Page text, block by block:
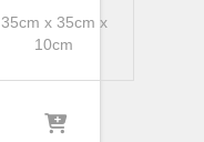
35cm x 35cm x
10cm